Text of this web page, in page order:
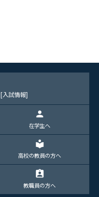
[入試情報]
person
在学生へ
local_library
高校の教員の方へ
assignment_ind
教職員の方へ